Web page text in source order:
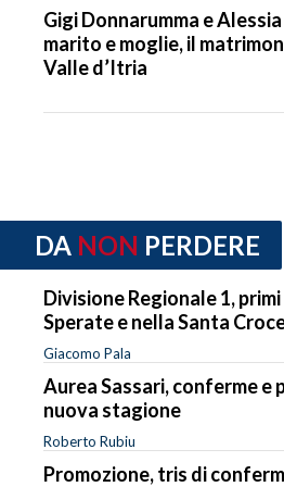
Gigi Donnarumma e
marito e moglie, il
Valle d’Itria
DA NON PERDERE
Divisione Regionale 1,
Sperate e nella Santa
Giacomo Pala
Aurea Sassari, conferme e
nuova stagione
Roberto Rubiu
Promozione, tris di